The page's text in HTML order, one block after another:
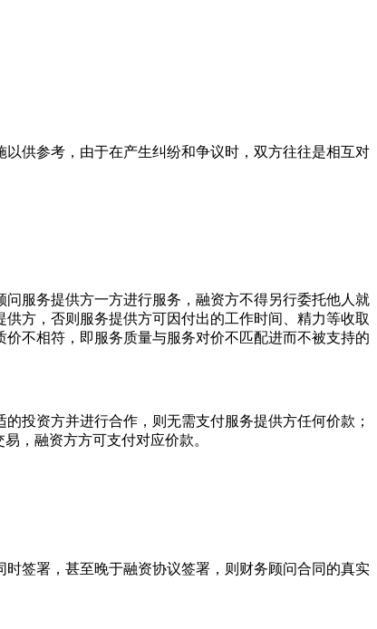
供参考，由于在产生纠纷和争议时，双方往往是相互对
服务提供方一方进行服务，融资方不得另行委托他人就
方，否则服务提供方可因付出的工作时间、精力等收取
不相符，即服务质量与服务对价不匹配进而不被支持的
投资方并进行合作，则无需支付服务提供方任何价款；
，融资方方可支付对应价款。
签署，甚至晚于融资协议签署，则财务顾问合同的真实